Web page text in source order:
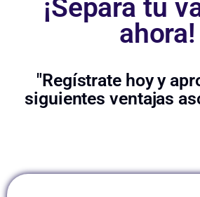
¡Separa tu
ahora!
"Regístrate hoy y
siguientes ventajas